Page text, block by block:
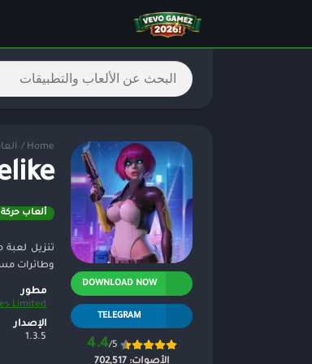
Home
/
ألعاب حركة
وطائرات
DOWNLOAD NOW
TELEGRAM
4.4/5
مطور
Limited
الإصدار
1.3.5